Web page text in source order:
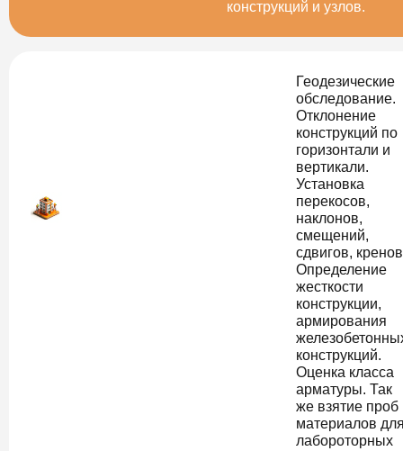
конструкций и узлов.
Геодезические
обследование.
Отклонение
конструкций по
горизонтали и
вертикали.
Установка
перекосов,
наклонов,
смещений,
сдвигов,
Определение
жесткости
конструкции,
армирования
конструкций.
Оценка класса
арматуры. Так
же взятие проб
материалов
лабороторных